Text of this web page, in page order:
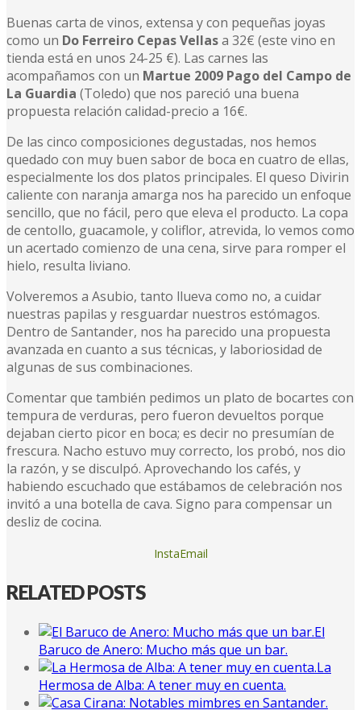
Buenas carta de vinos, extensa y con pequeñas joyas
como un Do Ferreiro Cepas Vellasa 32€ (este vino en
tienda está en unos 24-25 €). Las carnes las
acompañamos con un Martue 2009 Pago del Campo de
La Guardia (Toledo) que nos pareció una buena
propuesta relación calidad-precio a 16€.
De las cinco composiciones degustadas, nos hemos
quedado con muy buen sabor de boca en cuatro de ellas,
especialmente los dos platos principales. El queso Divirin
caliente con naranja amarga nos ha parecido un enfoque
sencillo, que no fácil, pero que eleva el producto. La copa
de centollo, guacamole, y coliflor, atrevida, lo vemos como
un acertado comienzo de una cena, sirve para romper el
hielo, resulta liviano.
Volveremos a Asubio, tanto llueva como no, a cuidar
nuestras papilas y resguardar nuestros estómagos.
Dentro de Santander, nos ha parecido una propuesta
avanzada en cuanto a sus técnicas, y laboriosidad de
algunas de sus combinaciones.
Comentar que también pedimos un plato de bocartes con
tempura de verduras, pero fueron devueltos porque
dejaban cierto picor en boca; es decir no presumían de
frescura. Nacho estuvo muy correcto, los probó, nos dio
la razón, y se disculpó. Aprovechando los cafés, y
habiendo escuchado que estábamos de celebración nos
invitó a una botella de cava. Signo para compensar un
desliz de cocina.
InstaEmail
RELATED POSTS
El
Baruco de Anero: Mucho más que un bar.
La
Hermosa de Alba: A tener muy en cuenta.